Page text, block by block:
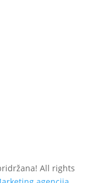
All rights